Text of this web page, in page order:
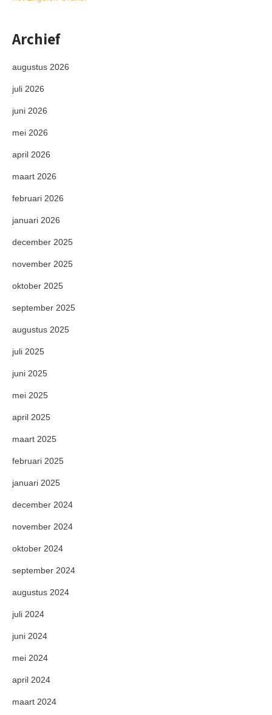
Archief
augustus 2026
juli 2026
juni 2026
mei 2026
april 2026
maart 2026
februari 2026
januari 2026
december 2025
november 2025
oktober 2025
september 2025
augustus 2025
juli 2025
juni 2025
mei 2025
april 2025
maart 2025
februari 2025
januari 2025
december 2024
november 2024
oktober 2024
september 2024
augustus 2024
juli 2024
juni 2024
mei 2024
april 2024
maart 2024